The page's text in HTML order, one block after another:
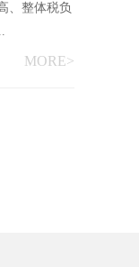
、整体税负
MORE>